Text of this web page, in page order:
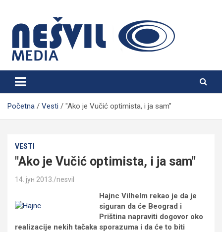
content
Nešvil Media Bogatić
Početna Vesti "Ako je Vučić optimista, i ja sam"
VESTI
"Ako je Vučić optimista, i ja sam"
14. јун 2013. nesvil
Hajnc Vilhelm rekao je da je
siguran da će Beograd i
Priština napraviti dogovor oko
realizacije nekih tačaka sporazuma i da će to biti